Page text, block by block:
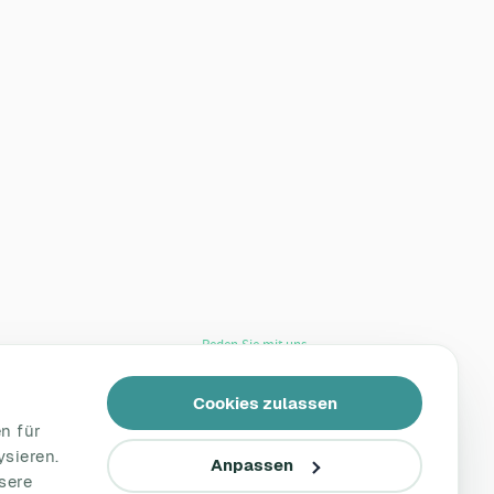
für
Cookies zulassen
Anpassen
Reden Sie mit uns
Kontakt
Support
Tel.: +49 221 828 282 40